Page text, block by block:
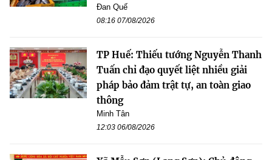
Đan Quế
08:16 07/08/2026
TP Huế: Thiếu tướng Nguyễn Thanh
Tuấn chỉ đạo quyết liệt nhiều giải
pháp bảo đảm trật tự, an toàn giao
thông
Minh Tân
12:03 06/08/2026